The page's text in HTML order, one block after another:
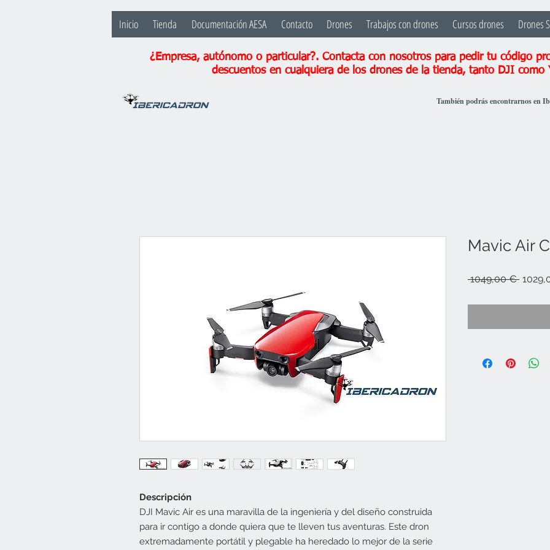
Inicio Tienda Documentación AESA Contacto Drones Trabajos con drones Cursos drones Drones
¿Empresa, autónomo o particular?. Contacta con nosotros para pedir tu código
descuentos en cualquiera de los drones de la tienda, tanto DJI como
También podrás encontrarnos en
Descripción
DJI Mavic Air es una maravilla de la ingeniería y del diseño construida
para ir contigo a donde quiera que te lleven tus aventuras. Este dron
extremadamente portátil y plegable ha heredado lo mejor de la serie
Mavic Air
1049,00 € Precio